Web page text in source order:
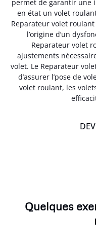
permet de garantir une
en état un volet
Reparateur volet
l’origine d’un
Reparateur volet
ajustements
volet. Le Reparateur
d’assurer l’pose de
volet roulant, les
Quelques